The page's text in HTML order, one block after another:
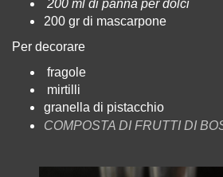
200 ml di panna per dolci
200 gr di mascarpone
Per decorare
fragole
mirtilli
granella di pistacchio
COMPOSTA DI FRUTTI DI